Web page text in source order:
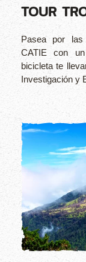
TOUR
Pasea por las
CATIE con
bicicleta te
Investigación y